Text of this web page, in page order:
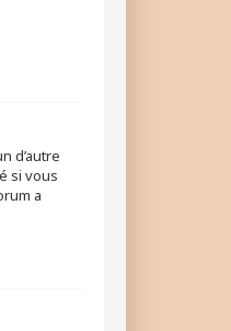
d’autre
si vous
a